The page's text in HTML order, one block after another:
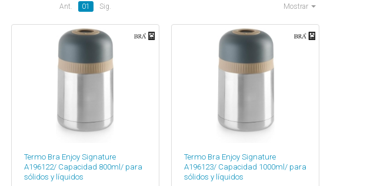
Ant. 01 Sig. Mostrar
Termo Bra Enjoy Signature
A196122/ Capacidad 800ml/ para
sólidos y líquidos
Termo Bra Enjoy Signature
A196123/ Capacidad 1000ml/ para
sólidos y líquidos